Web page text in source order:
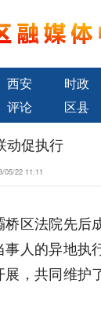
西安 时政
评论 区县
动促执行
05/22 11:11
区法院先后
人的异地执
，共同维护